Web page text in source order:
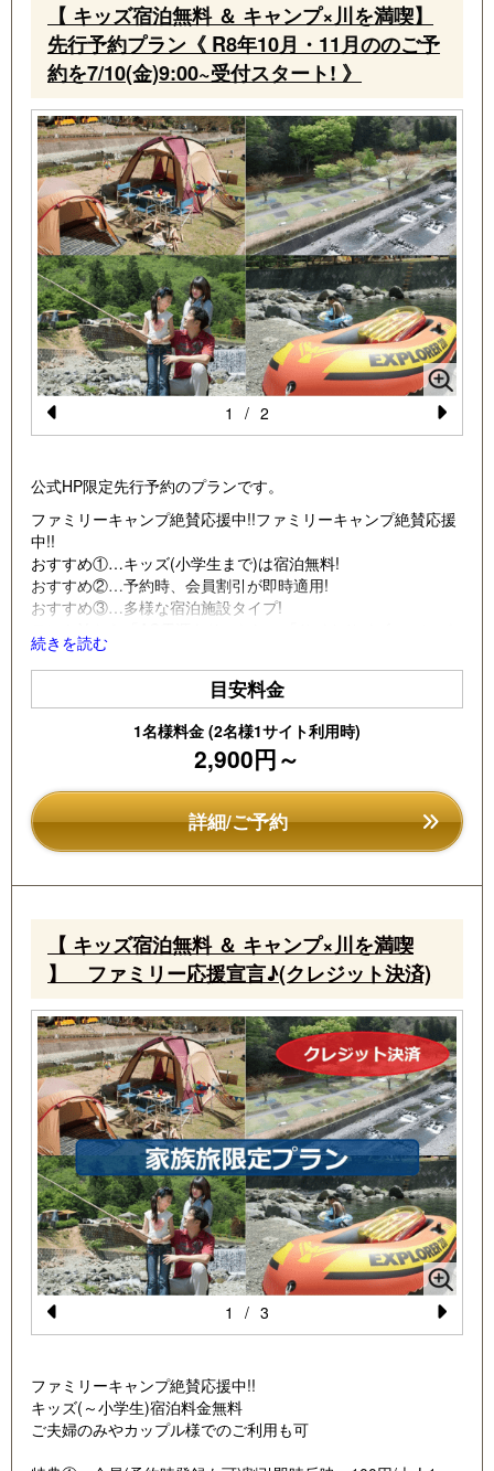
Pr
e
o
u
s
N
xt
1 / 2
【 キッズ宿泊無料 ＆ キャンプ×川を満喫】
先行予約プラン《 R8年10月・11月ののご予
約を7/10(金)9:00~受付スタート! 》
公式HP限定先行予約のプランです。
ファミリーキャンプ絶賛応援中!!ファミリーキャンプ絶賛応援
中!!
おすすめ①…キッズ(小学生まで)は宿泊無料!
おすすめ②…予約時、会員割引が即時適用!
おすすめ③…多様な宿泊施設タイプ!
クト～広々タイプ」「ペット同伴OK♪フェンス付のドックフ
リーサイト」
建物泊なら「バンガローorロッジorコテージ」、、、等々
※このプランクレジット決済専用
続きを読む
目安料金
1名様料金 (2名様1サイト利用時)
2,900円～
詳細/ご予約
Pr
vi
o
N
1 / 3
【 キッズ宿泊無料 ＆ キャンプ×川を満喫
】 ファミリー応援宣言♪(クレジット決済)
ファミリーキャンプ絶賛応援中!!
キッズ(～小学生)宿泊料金無料
ご夫婦のみやカップル様でのご利用も可